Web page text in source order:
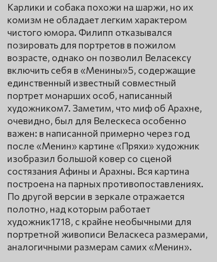
Карлики и собака похожи на шаржи, но их
комизм не обладает легким характером
чистого юмора. Филипп отказывался
позировать для портретов в пожилом
возрасте, однако он позволил Веласексу
включить себя в «Менины»5, содержащие
единственный известный совместный
портрет монарших особ, написанный
художником7. Заметим, что миф об Арахне,
очевидно, был для Велескеса особенно
важен: в написанной примерно через год
после «Менин» картине «Пряхи» художник
изобразил большой ковер со сценой
состязания Афины и Арахны. Вся картина
построена на парных противопоставлениях.
По другой версии в зеркале отражается
полотно, над которым работает
художник1718, с крайне необычными для
портретной живописи Веласкеса размерами,
аналогичными размерам самих «Менин».